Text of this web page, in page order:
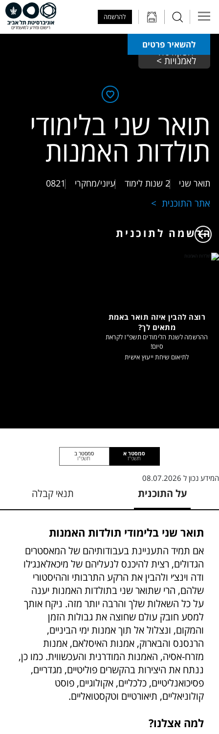
להרשמה
להשאיר פרטים
הפקולטה
לאמנויות >
תואר שני בלימודי
תולדות האמנות
תואר שני 2 שנות לימוד עיוני/מחקרי 0821
אתר התוכנית
הרשמה לתוכנית
רוצה להבין איזה תואר באמת
מתאים לך?
ההרשמה לשנת הלימודים תשפ"ז לקראת
סיום!
לתיאום שיחת ייעוץ אישית
סמסטר א
תשפ"ז
סמסטר ב
תשפ"ו
המידע נכון ל 08.07.2026
על התוכנית תנאי קבלה
תואר שני בלימודי תולדות האמנות
אם תמיד התעניינת בעבודותיהם של המאסטרים
הגדולים, רצית להיכנס לנעליהם של מיכאלאנג׳לו
ודה וינצ׳י ולהבין את הרקע התרבותי וההיסטורי
שלהם, הרי שתואר שני בתולדות האמנות יענה
על כל השאלות שלך והרבה יותר מזה. ניקח אותך
למסע חובק עולם שחוצה את גבולות הזמן
והמקום, ונצלול אל תוך אמנות ימי הביניים,
הרנסנס והבארוק, אמנות האיסלאם, אמנות
מזרח-אסיה, האמנות המודרנית והעכשווית. כמו כן,
ננתח את היצירות בהקשרים פוליטיים, מגדריים,
פסיכואנליטיים, כלכליים, אקולוגיים, פוסט
קולוניאליים, תיאורטיים וטקסטואליים.
למה אצלנו?